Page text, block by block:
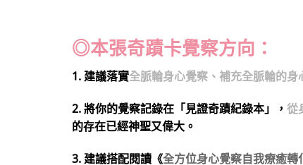
◎本張奇蹟卡覺察方向：
1. 建議落實全脈輪身心覺察、補充全脈輪的身
2. 將你的覺察記錄在「見證奇蹟紀錄本」， 從
的存在已經神聖又偉大。
3. 建議搭配閱讀《全方位身心覺察自我療癒轉